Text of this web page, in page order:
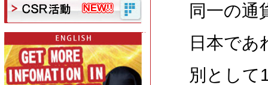
同一の通
日本であ
別として